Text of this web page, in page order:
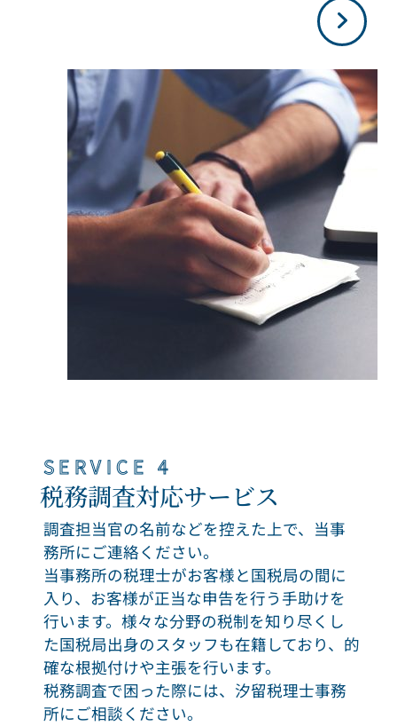
SERVICE 4
税務調査対応サービス
調査担当官の名前などを控えた上で、当事
務所にご連絡ください。
当事務所の税理士がお客様と国税局の間に
入り、お客様が正当な申告を行う手助けを
行います。様々な分野の税制を知り尽くし
た国税局出身のスタッフも在籍しており、的
確な根拠付けや主張を行います。
税務調査で困った際には、汐留税理士事務
所にご相談ください。